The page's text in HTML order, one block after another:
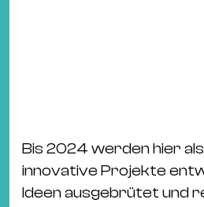
Bis 2024 werden hier
innovative Projekte
Ideen ausgebrütet und